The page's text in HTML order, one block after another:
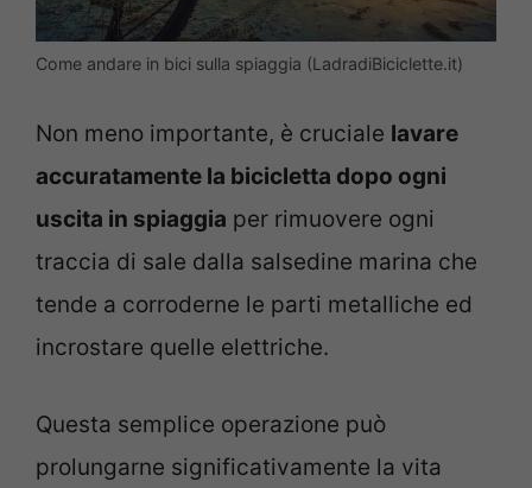
Come andare in bici sulla spiaggia (LadradiBiciclette.it)
Non meno importante, è cruciale lavare
accuratamente la bicicletta dopo ogni
uscita in spiaggia per rimuovere ogni
traccia di sale dalla salsedine marina che
tende a corroderne le parti metalliche ed
incrostare quelle elettriche.
Questa semplice operazione può
prolungarne significativamente la vita